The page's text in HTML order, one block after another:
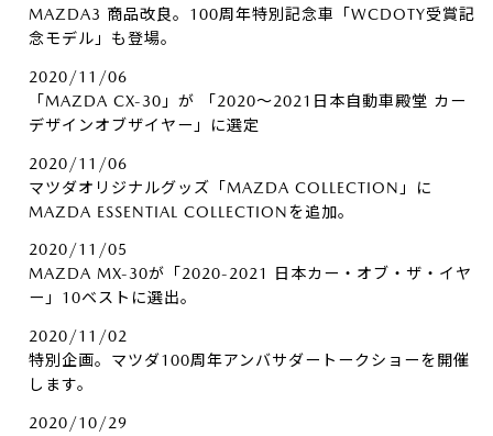
MAZDA3 商品改良。100周年特別記念車「WCDOTY受賞記
念モデル」も登場。
2020/11/06
「MAZDA CX-30」が 「2020～2021日本自動車殿堂 カー
デザインオブザイヤー」に選定
2020/11/06
マツダオリジナルグッズ「MAZDA COLLECTION」に
MAZDA ESSENTIAL COLLECTIONを追加。
2020/11/05
MAZDA MX-30が「2020-2021 日本カー・オブ・ザ・イヤ
ー」10ベストに選出。
2020/11/02
特別企画。マツダ100周年アンバサダートークショーを開催
します。
2020/10/29